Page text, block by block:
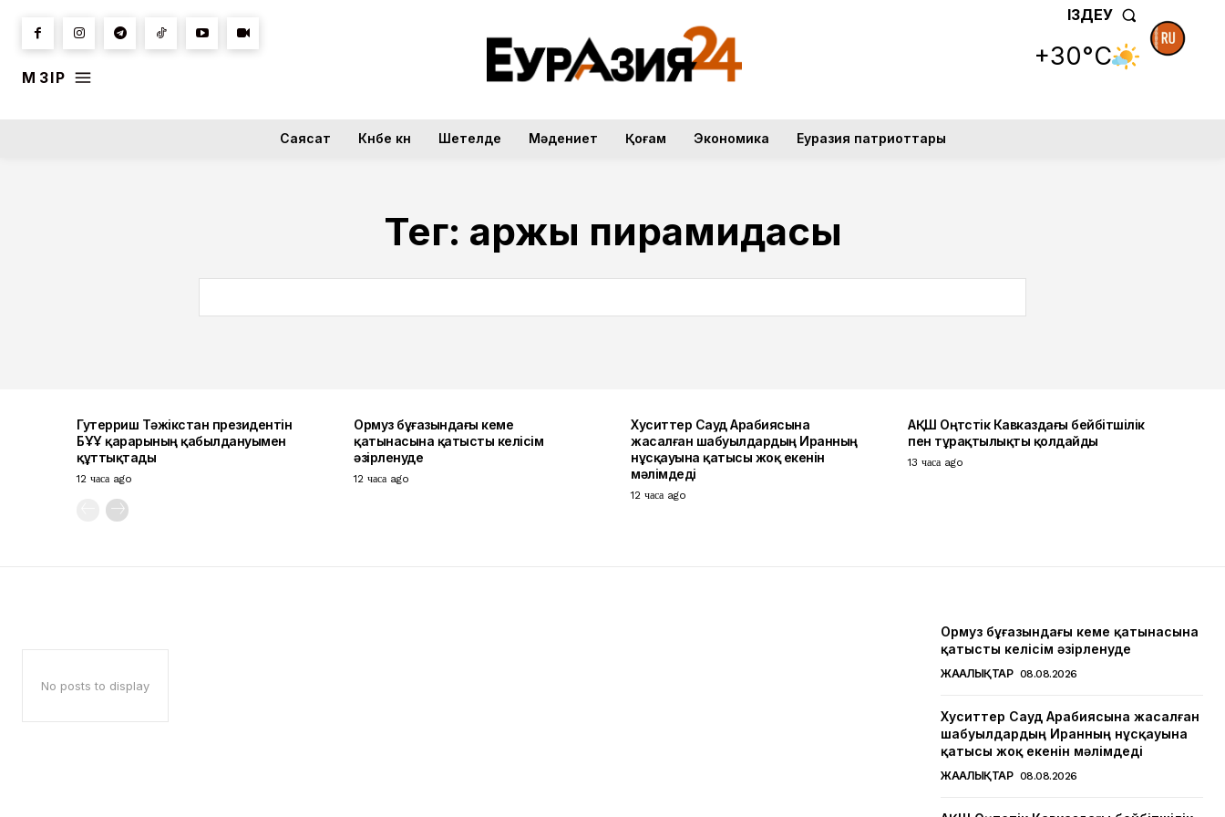
МӘЗІР
ІЗДЕУ
+30°C
Саясат Күнбе күн Шетелде Мәдениет Қоғам Экономика Еуразия патриоттары
Тег: қаржы пирамидасы
Гутерриш Тәжікстан президентін
БҰҰ қарарының қабылдануымен
құттықтады
12 часа ago
Ормуз бұғазындағы кеме
қатынасына қатысты келісім
әзірленуде
12 часа ago
Хуситтер Сауд Арабиясына
жасалған шабуылдардың Иранның
нұсқауына қатысы жоқ екенін
мәлімдеді
12 часа ago
АҚШ Оңтүстік Кавказдағы бейбітшілік
пен тұрақтылықты қолдайды
13 часа ago
No posts to display
Ормуз бұғазындағы кеме қатынасына
қатысты келісім әзірленуде
ЖАҢАЛЫҚТАР 08.08.2026
Хуситтер Сауд Арабиясына жасалған
шабуылдардың Иранның нұсқауына
қатысы жоқ екенін мәлімдеді
ЖАҢАЛЫҚТАР 08.08.2026